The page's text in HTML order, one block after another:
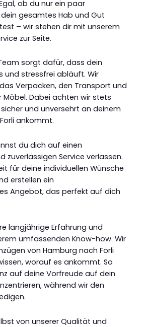
ob du nur ein paar
gesamtes Hab und Gut
– wir stehen dir mit unserem
zur Seite.
sorgt dafür, dass dein
und stressfrei abläuft. Wir
Verpacken, den Transport und
Dabei achten wir stets
und unversehrt an deinem
ankommt.
du dich auf einen
zuverlässigen Service verlassen.
für deine individuellen Wünsche
erstellen ein
Angebot, das perfekt auf dich
langjährige Erfahrung und
umfassenden Know-how. Wir
von Hamburg nach Forli
worauf es ankommt. So
auf deine Vorfreude auf dein
während wir den
von unserer Qualität und